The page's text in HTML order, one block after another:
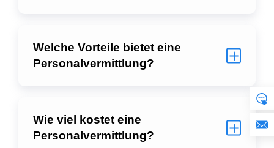
Welche Vorteile bietet eine
Personalvermittlung?
Wie viel kostet eine
Personalvermittlung?